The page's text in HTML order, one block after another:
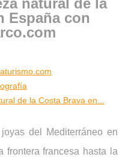
natural de la
España con
de la Costa Brava en...
del Mediterráneo en
frontera francesa hasta la